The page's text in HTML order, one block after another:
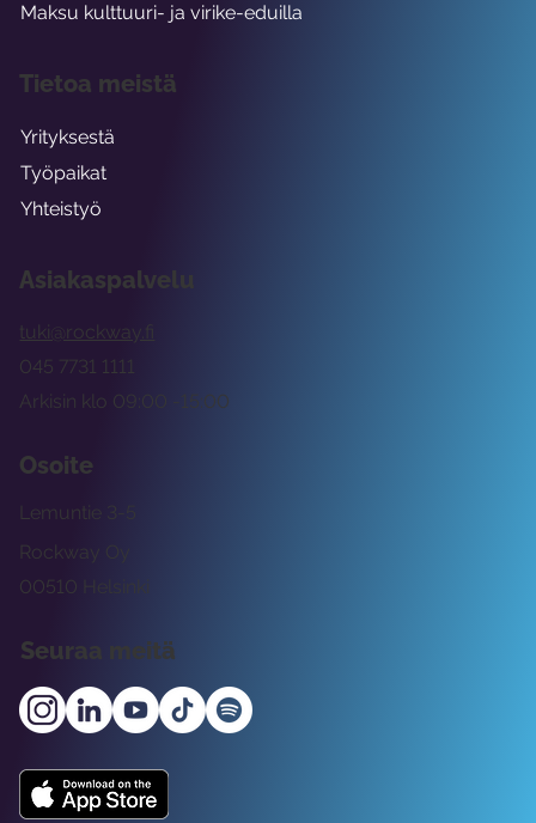
Asiakaspalvelu
tuki@rockway.fi
Arkisin klo 09:00 -15:00
045 7731 1111
Osoite
Rockway Oy
Lemuntie 3-5
00510 Helsinki
Seuraa meitä
Maksu kulttuuri- ja virike-eduilla
Tietoa meistä
Yrityksestä
Työpaikat
Yhteistyö